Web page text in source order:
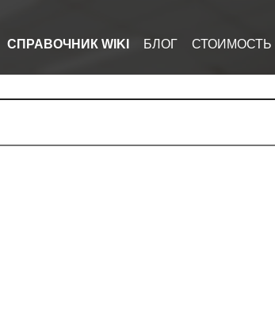
СПРАВОЧНИК WIKI БЛОГ СТОИМОСТЬ